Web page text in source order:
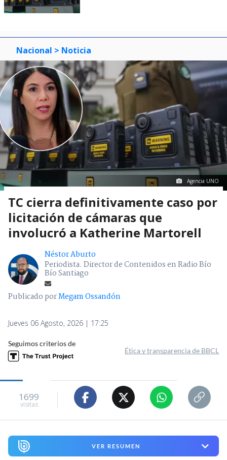
Nacional > Noticia
Agencia UNO
TC cierra definitivamente caso por
licitación de cámaras que
involucró a Katherine Martorell
Néstor Aburto
Periodista. Director de Contenidos en Radio Bío
Bío Santiago
Publicado porMegam Ossandón
Jueves 06 Agosto, 2026 | 17:25
Seguimos criterios de
Ética y transparencia de BBCL
1699
visitas
VER RESUMEN